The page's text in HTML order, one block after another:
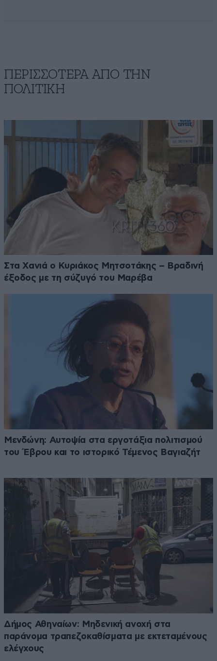
ΠΕΡΙΣΣΟΤΕΡΑ ΑΠΟ ΤΗΝ
ΠΟΛΙΤΙΚΗ
Στα Χανιά ο Κυριάκος Μητσοτάκης – Βραδινή
έξοδος με τη σύζυγό του Μαρέβα
Μενδώνη: Αυτοψία στα εργοτάξια πολιτισμού
του Έβρου και το ιστορικό Τέμενος Βαγιαζήτ
Δήμος Αθηναίων: Μηδενική ανοχή στα
παράνομα τραπεζοκαθίσματα με εκτεταμένους
ελέγχους